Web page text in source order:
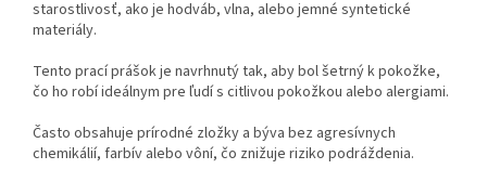
starostlivosť, ako je hodváb, vlna, alebo jemné syntetické
materiály.
Tento prací prášok je navrhnutý tak, aby bol šetrný k pokožke,
čo ho robí ideálnym pre ľudí s citlivou pokožkou alebo alergiami.
Často obsahuje prírodné zložky a býva bez agresívnych
chemikálií, farbív alebo vôní, čo znižuje riziko podráždenia.